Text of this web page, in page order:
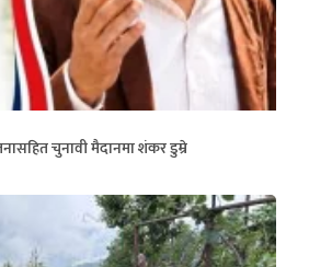
चुनावी मैदानमा शंकर डुम्रे